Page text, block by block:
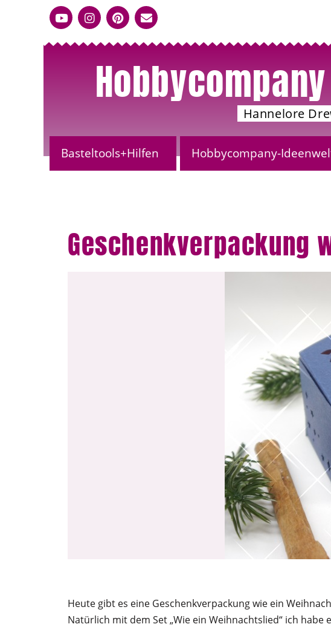
Hobbycompany
Hannelore
Basteltools+Hilfen Hobbycompany-
Geschenkverpackung
Heute gibt es eine Geschenkverpackung wie ein
Natürlich mit dem Set „Wie ein Weihnachtslied“ ich habe